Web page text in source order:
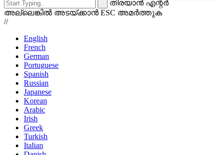
തിരയാൻ എന്റർ
അല്ലെങ്കിൽ അടയ്ക്കാൻ ESC അമർത്തുക
//
English
French
German
Portuguese
Spanish
Russian
Japanese
Korean
Arabic
Irish
Greek
Turkish
Italian